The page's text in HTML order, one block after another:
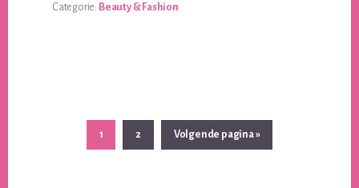
Categorie: Beauty & Fashion
Pagina
1 Pagina
2
Ga
naar
Volgende pagina »